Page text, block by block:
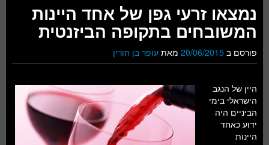
אודות
ביולוגיה
כימיה
פיזיקה
חברה
חלל ומדעי כדור הארץ
נמצאו זרעי גפן של אחד היינות
המשובחים בתקופה הביזנטית
פורסם ב 20/06/2015 מאת עופר בן חורין
היין של הנגב
הישראלי בימי
הביניים היה
ידוע כאחד
היינות